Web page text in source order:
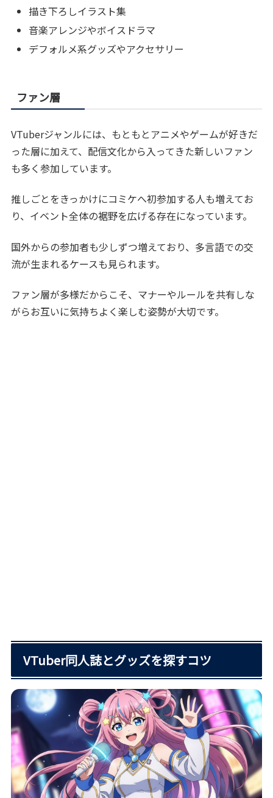
描き下ろしイラスト集
音楽アレンジやボイスドラマ
デフォルメ系グッズやアクセサリー
ファン層
VTuberジャンルには、もともとアニメやゲームが好きだ
った層に加えて、配信文化から入ってきた新しいファン
も多く参加しています。
推しごとをきっかけにコミケへ初参加する人も増えてお
り、イベント全体の裾野を広げる存在になっています。
国外からの参加者も少しずつ増えており、多言語での交
流が生まれるケースも見られます。
ファン層が多様だからこそ、マナーやルールを共有しな
がらお互いに気持ちよく楽しむ姿勢が大切です。
VTuber同人誌とグッズを探すコツ